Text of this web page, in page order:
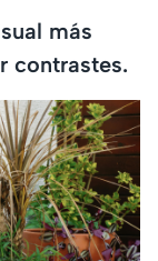
más
contrastes.